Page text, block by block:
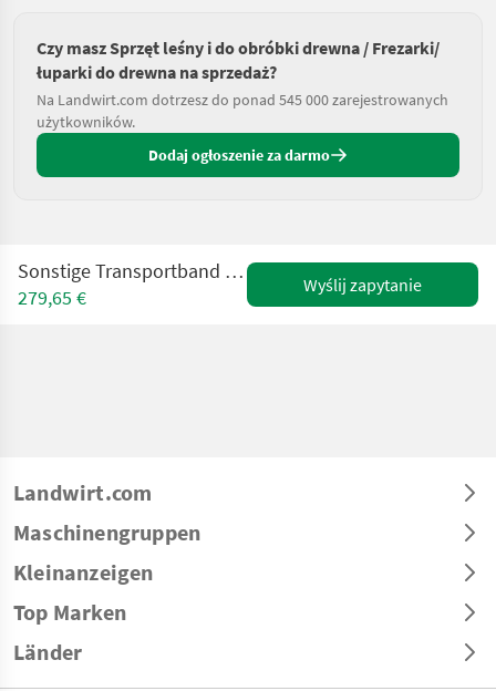
Czy masz Sprzęt leśny i do obróbki drewna / Frezarki/
łuparki do drewna na sprzedaż?
Na Landwirt.com dotrzesz do ponad 545 000 zarejestrowanych
użytkowników.
Dodaj ogłoszenie za darmo
Sonstige Transportband Förderband für Posch Hakki Pilke
279,65 €
Wyślij zapytanie
Landwirt.com
Maschinengruppen
Kleinanzeigen
Top Marken
Länder